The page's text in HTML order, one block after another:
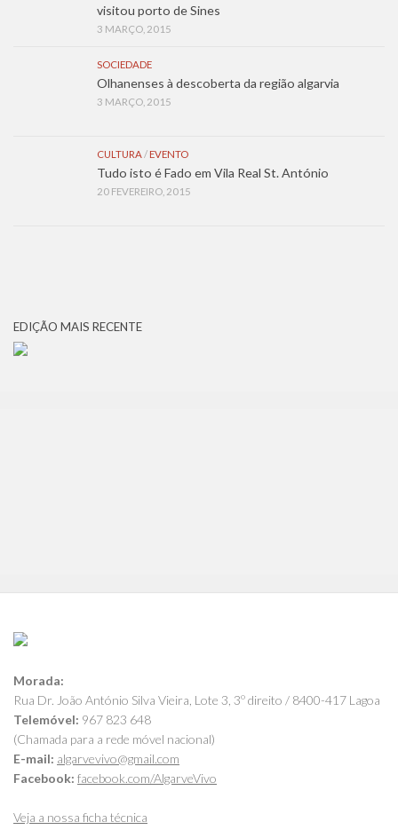
visitou porto de Sines
3 MARÇO, 2015
SOCIEDADE
Olhanenses à descoberta da região algarvia
3 MARÇO, 2015
CULTURA/ EVENTO
Tudo isto é Fado em Vila Real St. António
20 FEVEREIRO, 2015
EDIÇÃO MAIS RECENTE
Morada:
Rua Dr. João António Silva Vieira, Lote 3, 3º direito / 8400-417 Lagoa
Telemóvel: 967 823 648
(Chamada para a rede móvel nacional)
E-mail: algarvevivo@gmail.com
Facebook: facebook.com/AlgarveVivo
Veja a nossa ficha técnica